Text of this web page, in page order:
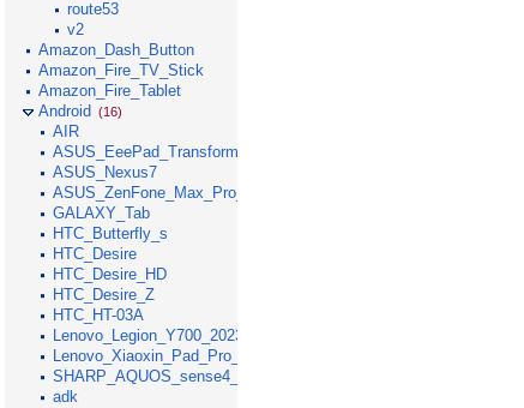
route53
v2
Amazon_Dash_Button
Amazon_Fire_TV_Stick
Amazon_Fire_Tablet
Android (16)
AIR
ASUS_EeePad_Transformer
ASUS_Nexus7
ASUS_ZenFone_Max_Pro_M1
GALAXY_Tab
HTC_Butterfly_s
HTC_Desire
HTC_Desire_HD
HTC_Desire_Z
HTC_HT-03A
Lenovo_Legion_Y700_2023
Lenovo_Xiaoxin_Pad_Pro_GT_2025
SHARP_AQUOS_sense4_lite
adk